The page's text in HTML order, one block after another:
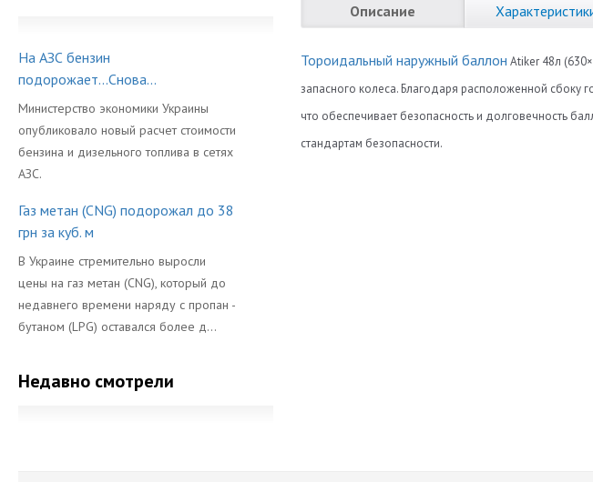
На АЗС бензин
подорожает...Снова...
Министерство экономики Украины
опубликовало новый расчет стоимости
бензина и дизельного топлива в сетях
АЗС.
Газ метан (CNG) подорожал до 38
грн за куб. м
В Украине стремительно выросли
цены на газ метан (CNG), который до
недавнего времени наряду с пропан -
бутаном (LPG) оставался более д...
Недавно смотрели
Описание
Тороидальный наружный баллон Atiker 48л
запасного колеса. Благодаря расположенной сбоку
что обеспечивает безопасность и долговечность
стандартам безопасности.